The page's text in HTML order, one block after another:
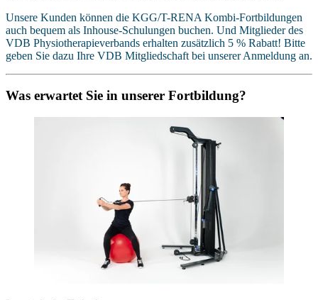
Unsere Kunden können die KGG/T-RENA Kombi-Fortbildungen
auch bequem als Inhouse-Schulungen buchen. Und Mitglieder des
VDB Physiotherapieverbands erhalten zusätzlich 5 % Rabatt! Bitte
geben Sie dazu Ihre VDB Mitgliedschaft bei unserer Anmeldung an.
Was erwartet Sie in unserer Fortbildung?